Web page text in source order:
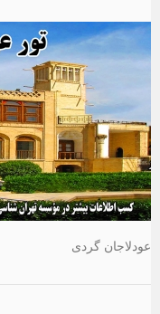
عودلاجان گردی